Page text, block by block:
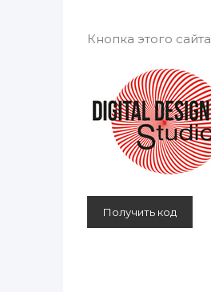
Кнопка этого сайта